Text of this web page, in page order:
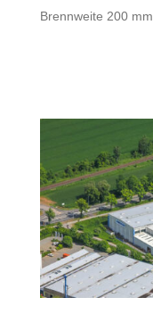
Brennweite 200 mm